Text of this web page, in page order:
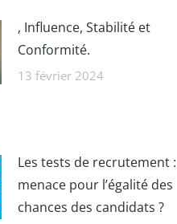
, Influence, Stabilité et
Conformité.
13 février 2024
Les tests de recrutement
menace pour l’égalité des
chances des candidats ?